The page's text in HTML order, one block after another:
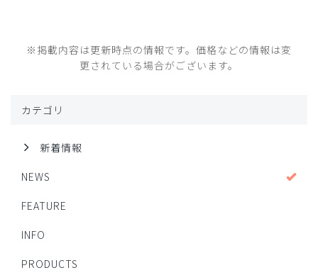
※掲載内容は更新時点の情報です。価格などの情報は変
更されている場合がございます。
カテゴリ
新着情報
NEWS
FEATURE
INFO
PRODUCTS